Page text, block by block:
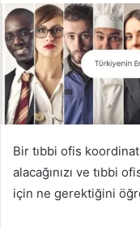
Bir tıbbi ofis
alacağınızı ve tıbbi
için ne gerektiğini